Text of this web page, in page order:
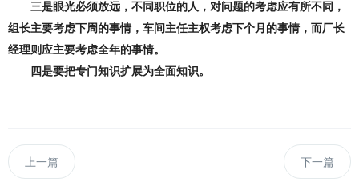
三是眼光必须放远，不同职位的人，对问题的考虑应有所不同，
组长主要考虑下周的事情，车间主任主权考虑下个月的事情，而厂长
经理则应主要考虑全年的事情。
四是要把专门知识扩展为全面知识。
上一篇 下一篇